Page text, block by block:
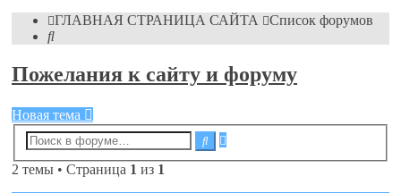
ГЛАВНАЯ СТРАНИЦА САЙТА
Список форумов
Поиск
Пожелания к сайту и форуму
Новая тема
Поиск
2 темы • Страница 1 из 1